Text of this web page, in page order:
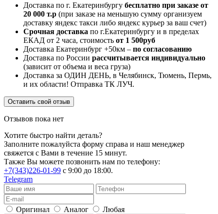
Доставка по г. Екатеринбургу бесплатно при заказе от
20 000 т.р (при заказе на меньшую сумму организуем
доставку яндекс такси либо яндекс курьер за ваш счет)
Срочная доставка по г.Екатеринбургу и в пределах
ЕКАД от 2 часа, стоимость от 1 500руб
Доставка Екатеринбург +50км – по согласованию
Доставка по России рассчитывается индивидуально
(зависит от объема и веса груза)
Доставка за ОДИН ДЕНЬ, в Челябинск, Тюмень, Пермь,
и их области! Отправка ТК ЛУЧ.
Оставить свой отзыв
Отзывов пока нет
Хотите быстро найти деталь?
Заполните пожалуйста форму справа и наш менеджер
свяжется с Вами в течение 15 минут.
Также Вы можете позвонить нам по телефону:
+7(343)226-01-99 с 9:00 до 18:00.
Telegram
Оригинал Аналог Любая